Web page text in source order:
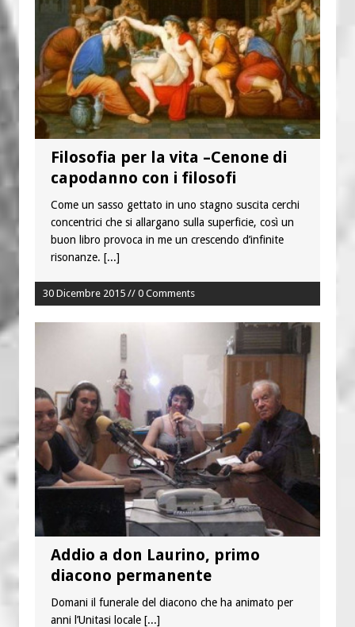
Filosofia per la vita –Cenone di
capodanno con i filosofi
Come un sasso gettato in uno stagno suscita cerchi
concentrici che si allargano sulla superficie, così un
buon libro provoca in me un crescendo d’infinite
risonanze. [...]
30 Dicembre 2015 // 0 Comments
Addio a don Laurino, primo
diacono permanente
Domani il funerale del diacono che ha animato per
anni l’Unitasi locale [...]